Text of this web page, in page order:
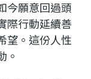
今願意回過頭
際行動延續善
望。這份人性
。